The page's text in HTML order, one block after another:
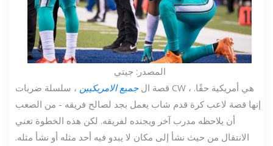
المصدر: جيتي
قصة الجميع الامريكيين ، سلسلة ضربات CW ، هي أمريكية حقًا.
إنها قصة لاعب كرة قدم شاب يعمل بجد لصالح فريقه - من الصعب
أن يلاحظه مدرب آخر ويجنده لفريقه. لكن هذه الخطوة تعني
الانتقال من حيث نشأ إلى مكان لا يبدو فيه أحد مثله أو نشأ مثله.